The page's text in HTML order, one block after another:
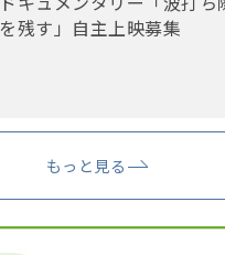
を残す」自主上映募集
もっと見る